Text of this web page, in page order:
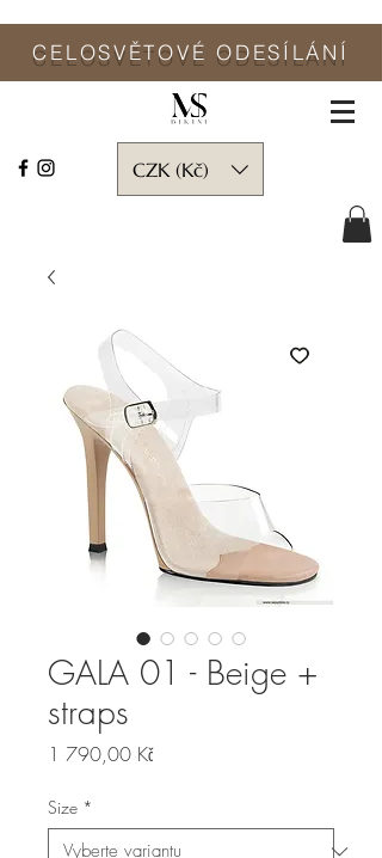
CELOSVĚTOVÉ ODESÍLÁNÍ
CZK (Kč)
GALA 01 - Beige +
straps
1 790,00 KčCena
Size *